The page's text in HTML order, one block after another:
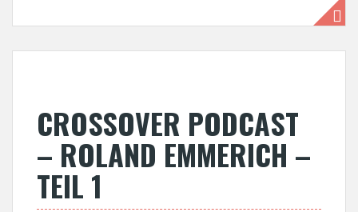
CROSSOVER PODCAST
– ROLAND EMMERICH –
TEIL 1